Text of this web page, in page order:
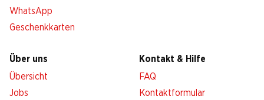
WhatsApp
Geschenkkarten
Über uns
Übersicht
Jobs
Kontakt & Hilfe
FAQ
Kontaktformular